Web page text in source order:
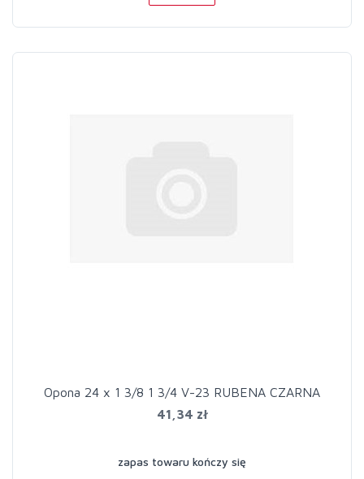
Opona 24 x 1 3/8 1 3/4 V-23 RUBENA CZARNA
41,34 zł
zapas towaru kończy się